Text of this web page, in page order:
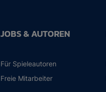
JOBS & AUTOREN
Für Spieleautoren
Freie Mitarbeiter